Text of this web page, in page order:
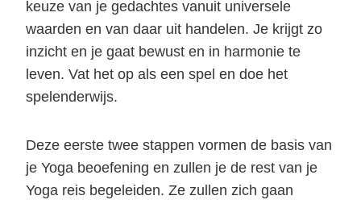
keuze van je gedachtes vanuit universele
waarden en van daar uit handelen. Je krijgt zo
inzicht en je gaat bewust en in harmonie te
leven. Vat het op als een spel en doe het
spelenderwijs.
Deze eerste twee stappen vormen de basis van
je Yoga beoefening en zullen je de rest van je
Yoga reis begeleiden. Ze zullen zich gaan